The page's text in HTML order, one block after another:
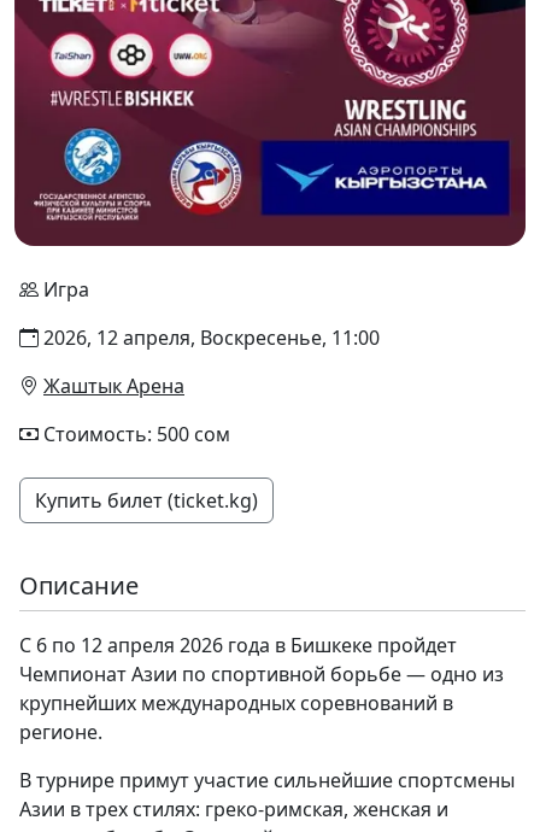
Игра
2026, 12 апреля, Воскресенье, 11:00
Жаштык Арена
Стоимость: 500 сом
Купить билет (ticket.kg)
Описание
С 6 по 12 апреля 2026 года в Бишкеке пройдет
Чемпионат Азии по спортивной борьбе — одно из
крупнейших международных соревнований в
регионе.
В турнире примут участие сильнейшие спортсмены
Азии в трех стилях: греко-римская, женская и